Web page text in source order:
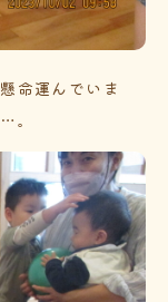
命運んでいま
。